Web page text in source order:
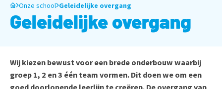
Onze school Geleidelijke overgang
Geleidelijke overgang
Wij kiezen bewust voor een brede onderbouw waarbij
groep 1, 2 en 3 één team vormen. Dit doen we om een